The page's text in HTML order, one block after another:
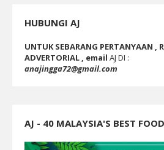
HUBUNGI AJ
UNTUK SEBARANG PERTANYAAN ,
ADVERTORIAL , email AJ DI :
anajingga72@gmail.com
AJ - 40 MALAYSIA'S BEST